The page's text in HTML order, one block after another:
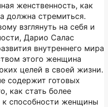
женственность, как
должна стремиться.
взглянуть на себя и
Дарио Салас
внутреннего мира
этого женщина
целей в своей жизни.
содержит готовых
как стать более
способности женщины